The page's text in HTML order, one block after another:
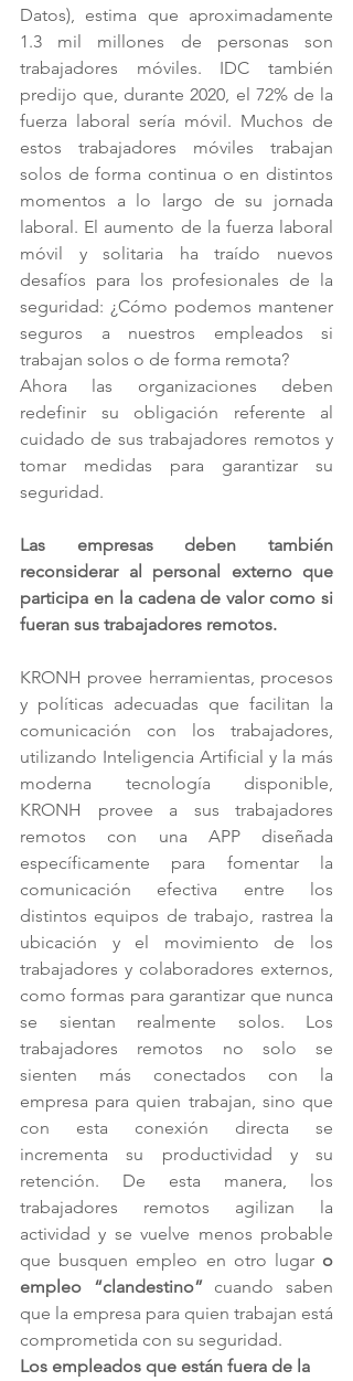
Datos), estima que aproximadamente
1.3 mil millones de personas son
trabajadores móviles. IDC también
predijo que, durante 2020, el 72% de la
fuerza laboral sería móvil. Muchos de
estos trabajadores móviles trabajan
solos de forma continua o en distintos
momentos a lo largo de su jornada
laboral. El aumento de la fuerza laboral
móvil y solitaria ha traído nuevos
desafíos para los profesionales de la
seguridad: ¿Cómo podemos mantener
seguros a nuestros empleados si
trabajan solos o de forma remota?
Ahora las organizaciones deben
redefinir su obligación referente al
cuidado de sus trabajadores remotos y
tomar medidas para garantizar su
seguridad.
Las empresas deben también
reconsiderar al personal externo que
participa en la cadena de valor como si
fueran sus trabajadores remotos.
KRONH provee herramientas, procesos
y políticas adecuadas que facilitan la
comunicación con los trabajadores,
utilizando Inteligencia Artificial y la más
moderna tecnología disponible,
KRONH provee a sus trabajadores
remotos con una APP diseñada
específicamente para fomentar la
comunicación efectiva entre los
distintos equipos de trabajo, rastrea la
ubicación y el movimiento de los
trabajadores y colaboradores externos,
como formas para garantizar que nunca
se sientan realmente solos. Los
trabajadores remotos no solo se
sienten más conectados con la
empresa para quien trabajan, sino que
con esta conexión directa se
incrementa su productividad y su
retención. De esta manera, los
trabajadores remotos agilizan la
actividad y se vuelve menos probable
que busquen empleo en otro lugar o
empleo “clandestino” cuando saben
que la empresa para quien trabajan está
comprometida con su seguridad.
Los empleados que están fuera de la